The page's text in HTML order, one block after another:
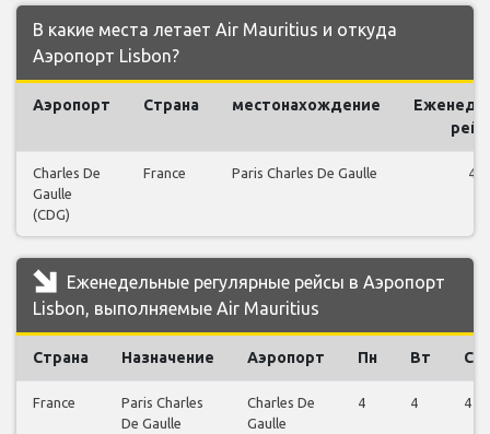
В какие места летает Air Mauritius и откуда
Аэропорт Lisbon?
Аэропорт Страна местонахождение
Charles De
Gaulle
(CDG)
France Paris Charles De Gaulle 44
Еженедельные регулярные рейсы в Аэропорт
Lisbon, выполняемые Air Mauritius
Страна Назначение Аэропорт Пн Вт Ср
France
Paris Charles
De Gaulle
Charles De
Gaulle
4 4 4